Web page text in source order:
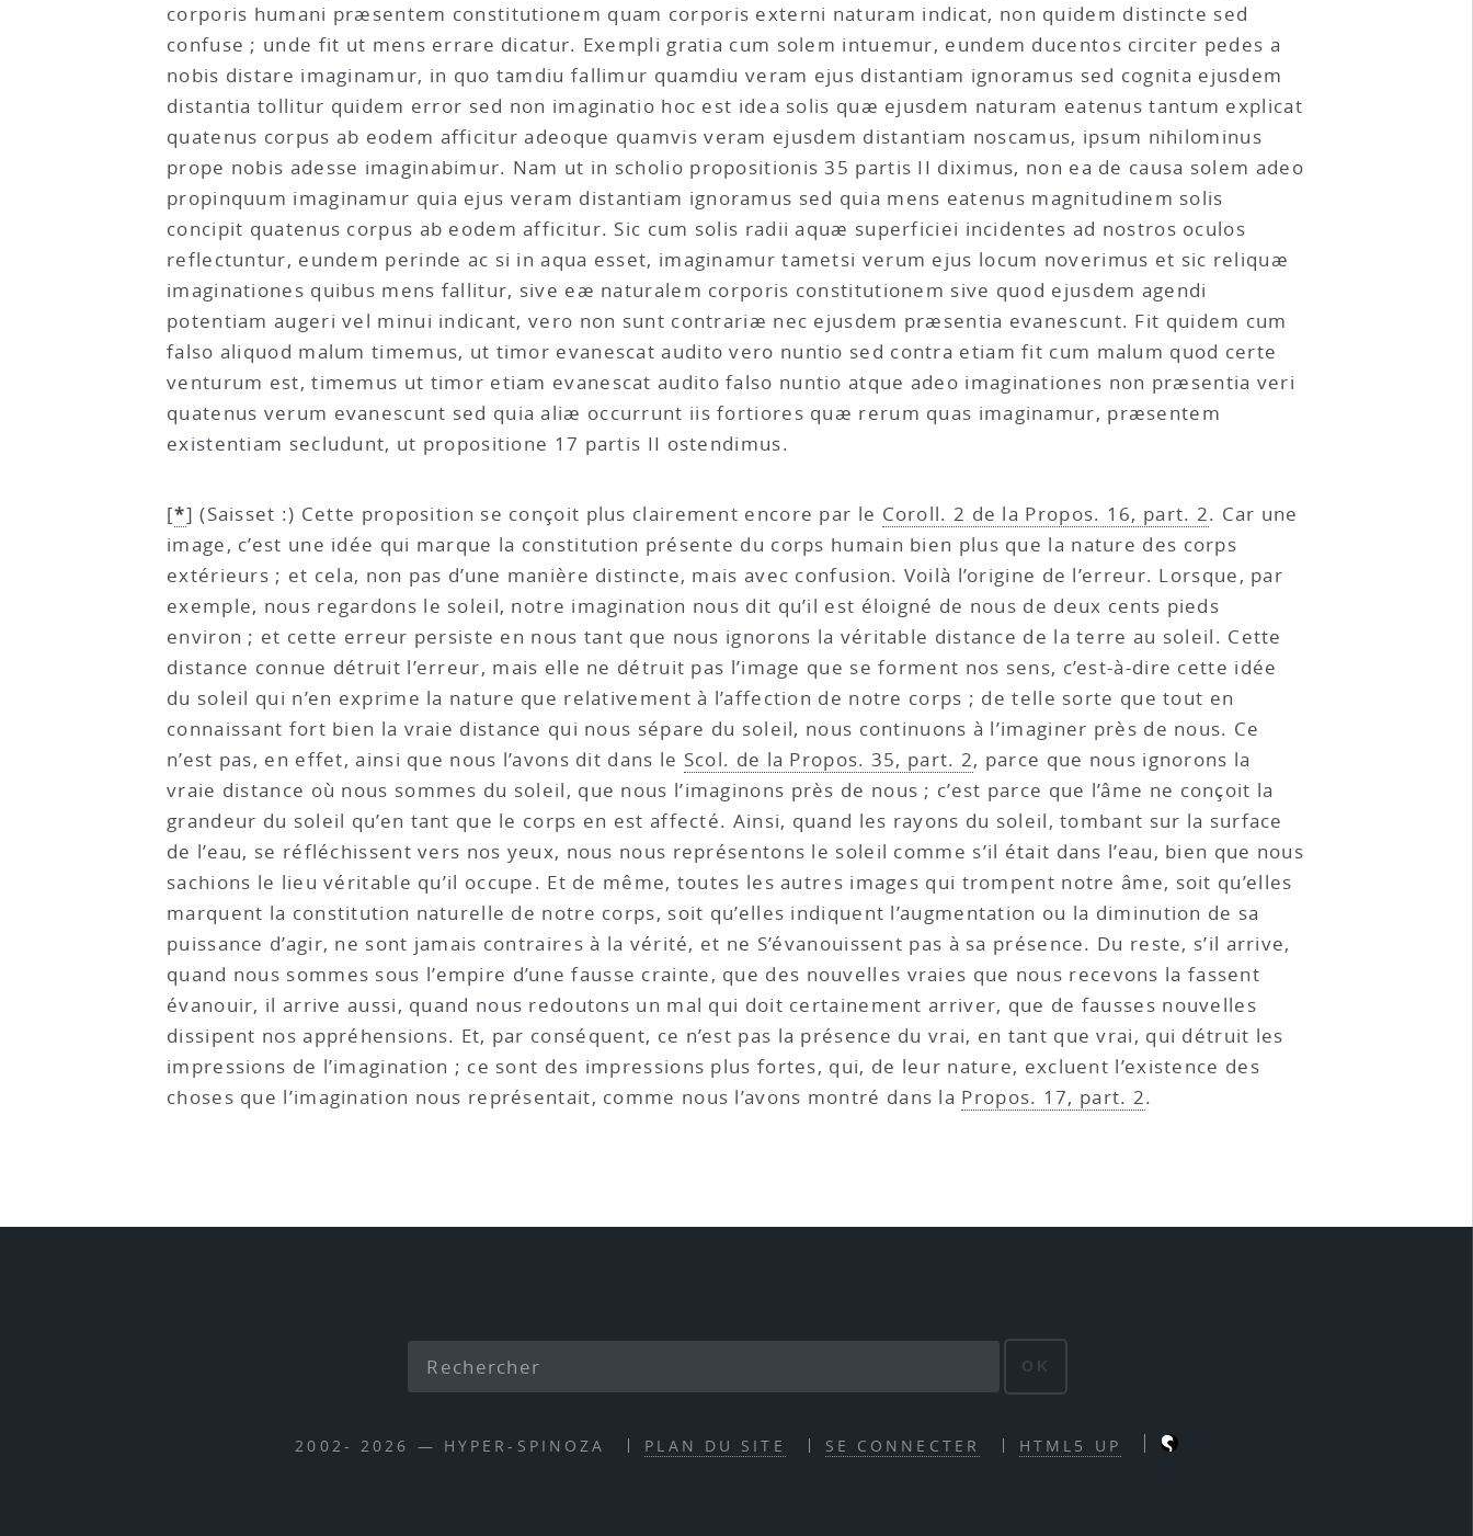
corporis humani præsentem constitutionem quam corporis externi naturam indicat, non quidem distincte sed
confuse ; unde fit ut mens errare dicatur. Exempli gratia cum solem intuemur, eundem ducentos circiter pedes a
nobis distare imaginamur, in quo tamdiu fallimur quamdiu veram ejus distantiam ignoramus sed cognita ejusdem
distantia tollitur quidem error sed non imaginatio hoc est idea solis quæ ejusdem naturam eatenus tantum explicat
quatenus corpus ab eodem afficitur adeoque quamvis veram ejusdem distantiam noscamus, ipsum nihilominus
prope nobis adesse imaginabimur. Nam ut in scholio propositionis 35 partis II diximus, non ea de causa solem adeo
propinquum imaginamur quia ejus veram distantiam ignoramus sed quia mens eatenus magnitudinem solis
concipit quatenus corpus ab eodem afficitur. Sic cum solis radii aquæ superficiei incidentes ad nostros oculos
reflectuntur, eundem perinde ac si in aqua esset, imaginamur tametsi verum ejus locum noverimus et sic reliquæ
imaginationes quibus mens fallitur, sive eæ naturalem corporis constitutionem sive quod ejusdem agendi
potentiam augeri vel minui indicant, vero non sunt contrariæ nec ejusdem præsentia evanescunt. Fit quidem cum
falso aliquod malum timemus, ut timor evanescat audito vero nuntio sed contra etiam fit cum malum quod certe
venturum est, timemus ut timor etiam evanescat audito falso nuntio atque adeo imaginationes non præsentia veri
quatenus verum evanescunt sed quia aliæ occurrunt iis fortiores quæ rerum quas imaginamur, præsentem
existentiam secludunt, ut propositione 17 partis II ostendimus.
[*](Saisset :) Cette proposition se conçoit plus clairement encore par le Coroll. 2 de la Propos. 16, part. 2. Car une
image, c’est une idée qui marque la constitution présente du corps humain bien plus que la nature des corps
extérieurs ; et cela, non pas d’une manière distincte, mais avec confusion. Voilà l’origine de l’erreur. Lorsque, par
exemple, nous regardons le soleil, notre imagination nous dit qu’il est éloigné de nous de deux cents pieds
environ ; et cette erreur persiste en nous tant que nous ignorons la véritable distance de la terre au soleil. Cette
distance connue détruit l’erreur, mais elle ne détruit pas l’image que se forment nos sens, c’est-à-dire cette idée
du soleil qui n’en exprime la nature que relativement à l’affection de notre corps ; de telle sorte que tout en
connaissant fort bien la vraie distance qui nous sépare du soleil, nous continuons à l’imaginer près de nous. Ce
n’est pas, en effet, ainsi que nous l’avons dit dans le Scol. de la Propos. 35, part. 2, parce que nous ignorons la
vraie distance où nous sommes du soleil, que nous l’imaginons près de nous ; c’est parce que l’âme ne conçoit la
grandeur du soleil qu’en tant que le corps en est affecté. Ainsi, quand les rayons du soleil, tombant sur la surface
de l’eau, se réfléchissent vers nos yeux, nous nous représentons le soleil comme s’il était dans l’eau, bien que nous
sachions le lieu véritable qu’il occupe. Et de même, toutes les autres images qui trompent notre âme, soit qu’elles
marquent la constitution naturelle de notre corps, soit qu’elles indiquent l’augmentation ou la diminution de sa
puissance d’agir, ne sont jamais contraires à la vérité, et ne S’évanouissent pas à sa présence. Du reste, s’il arrive,
quand nous sommes sous l’empire d’une fausse crainte, que des nouvelles vraies que nous recevons la fassent
évanouir, il arrive aussi, quand nous redoutons un mal qui doit certainement arriver, que de fausses nouvelles
dissipent nos appréhensions. Et, par conséquent, ce n’est pas la présence du vrai, en tant que vrai, qui détruit les
impressions de l’imagination ; ce sont des impressions plus fortes, qui, de leur nature, excluent l’existence des
choses que l’imagination nous représentait, comme nous l’avons montré dans la Propos. 17, part. 2.
OK
2002- 2026 — HYPER-SPINOZA PLAN DU SITE SE CONNECTER HTML5 UP